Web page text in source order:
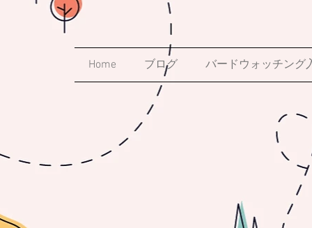
Home ブログ バードウォッチング